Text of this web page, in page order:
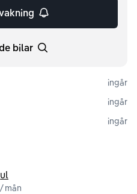
bilar
ingår
ingår
ingår
mån